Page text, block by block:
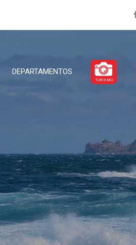
DEPARTAMENTOS
TURISMO